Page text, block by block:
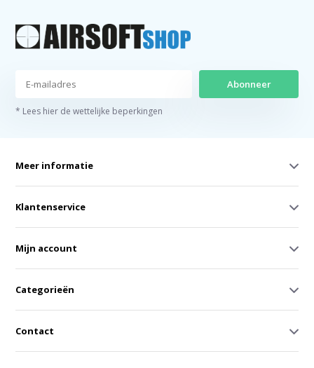
Abonneer
* Lees hier de wettelijke beperkingen
Meer informatie
Klantenservice
Mijn account
Categorieën
Contact